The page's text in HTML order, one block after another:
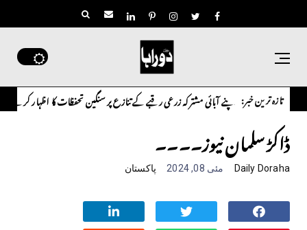
تازہ ترین خبر:
حسین شاہ نے اپنے آبائی مشترکہ زرعی رقبے کے تنازع پر سنگین تحفظات کا اظہار کرتے ہوئے
ڈاکڑ سلمان نیوز۔۔۔۔
Daily Doraha مئی 08, 2024 پاکستان